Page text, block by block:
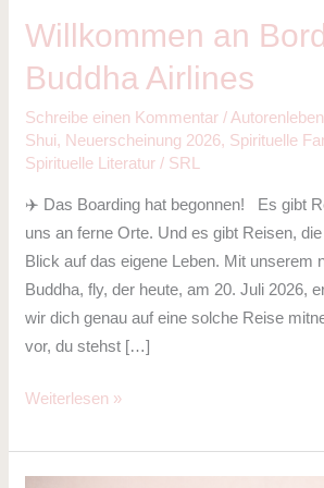
Willkommen an
Buddha Airlines
Schreibe einen Kommentar / Autorenleben
Shui, Neuerscheinung 2026, Spirituelle
Spirituelle Literatur / SRL
✈️ Das Boarding hat begonnen! Es gibt
uns an ferne Orte. Und es gibt Reisen,
Blick auf das eigene Leben. Mit unserem
Buddha, fly, der heute, am 20. Juli 2026,
wir dich genau auf eine solche Reise
vor, du stehst […]
Weiterlesen »